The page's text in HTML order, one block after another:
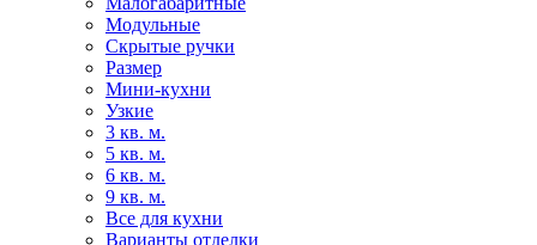
Модульные
Скрытые ручки
Размер
Мини-кухни
Узкие
3 кв. м.
5 кв. м.
6 кв. м.
9 кв. м.
Все для кухни
Варианты отделки